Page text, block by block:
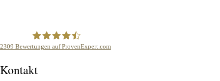
2309 Bewertungen auf ProvenExpert.com
Kontakt